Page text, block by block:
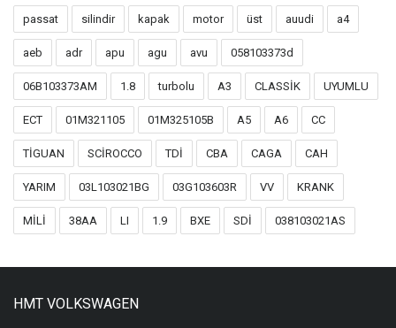
passat silindir kapak motor üst auudi a4
aeb adr apu agu avu 058103373d
06B103373AM 1.8 turbolu A3 CLASSİK UYUMLU
ECT 01M321105 01M325105B A5 A6 CC
TİGUAN SCİROCCO TDİ CBA CAGA CAH
YARIM 03L103021BG 03G103603R VV KRANK
MİLİ 38AA LI 1.9 BXE SDİ 038103021AS
HMT VOLKSWAGEN